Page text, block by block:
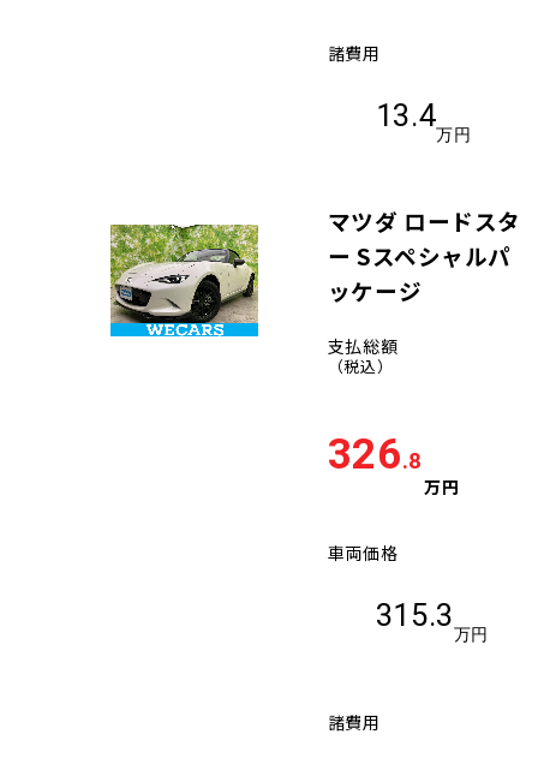
諸費用
13.4
万円
マツダ ロードスタ
ー Sスペシャルパ
ッケージ
支払総額
（税込）
326.8
万円
車両価格
315.3
万円
諸費用